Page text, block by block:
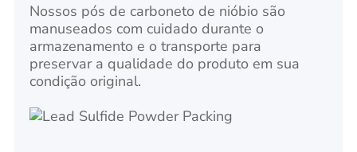
Nossos pós de carboneto de nióbio são
manuseados com cuidado durante o
armazenamento e o transporte para
preservar a qualidade do produto em sua
condição original.